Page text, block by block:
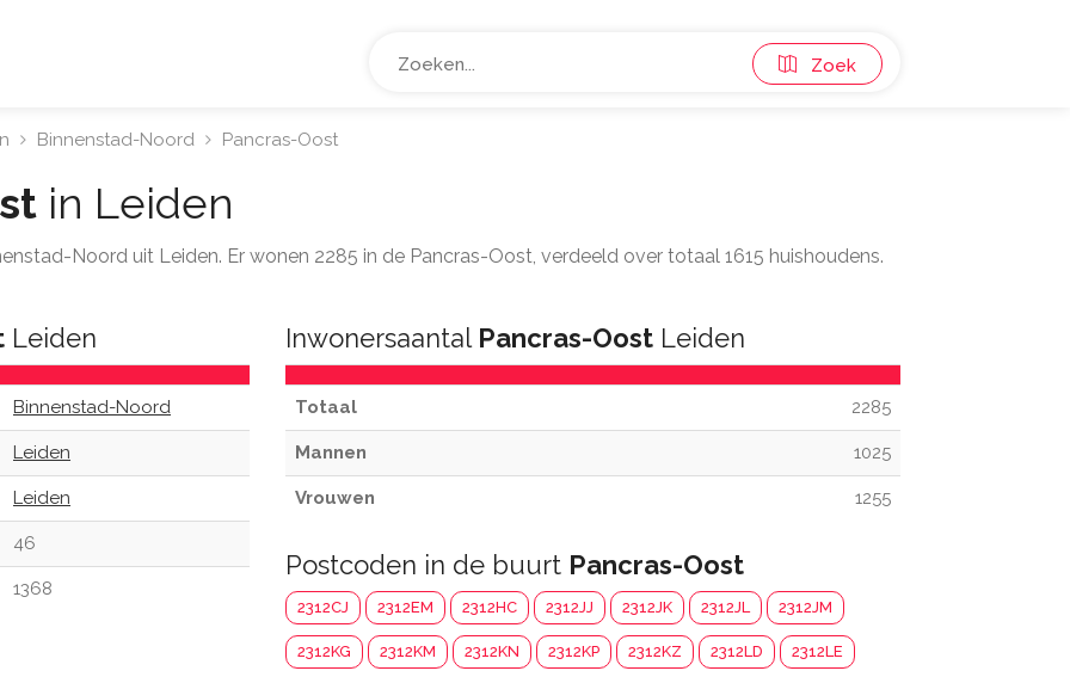
Zoek
Binnenstad-Noord Pancras-Oost
in Leiden
Noord uit Leiden. Er wonen 2285 in de Pancras-Oost, verdeeld over totaal 1615 huishoudens.
Leiden
Binnenstad-Noord
Leiden
Leiden
46
1368
Inwonersaantal Pancras-Oost Leiden
Totaal 2285
Mannen 1025
Vrouwen 1255
Postcoden in de buurt Pancras-Oost
2312CJ 2312EM 2312HC 2312JJ 2312JK 2312JL 2312JM
2312KG 2312KM 2312KN 2312KP 2312KZ 2312LD 2312LE